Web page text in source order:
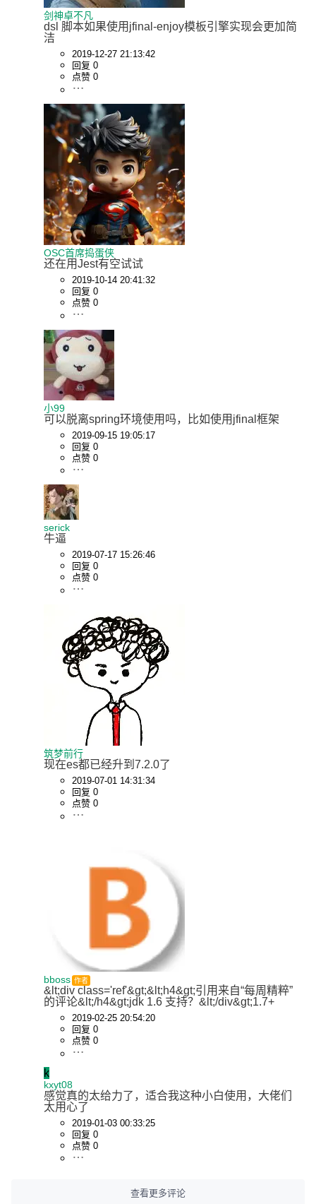
剑神卓不凡
dsl 脚本如果使用jfinal-enjoy模板引擎实现会更加简
洁
2019-12-27 21:13:42
回复 0
点赞 0
OSC首席捣蛋侠
还在用Jest有空试试
2019-10-14 20:41:32
回复 0
点赞 0
小99
可以脱离spring环境使用吗，比如使用jfinal框架
2019-09-15 19:05:17
回复 0
点赞 0
serick
牛逼
2019-07-17 15:26:46
回复 0
点赞 0
筑梦前行
现在es都已经升到7.2.0了
2019-07-01 14:31:34
回复 0
点赞 0
bboss 作者
&lt;div class='ref'&gt;&lt;h4&gt;引用来自“每周精粹”
的评论&lt;/h4&gt;jdk 1.6 支持？&lt;/div&gt;1.7+
2019-02-25 20:54:20
回复 0
点赞 0
k
kxyt08
感觉真的太给力了，适合我这种小白使用，大佬们
太用心了
2019-01-03 00:33:25
回复 0
点赞 0
查看更多评论